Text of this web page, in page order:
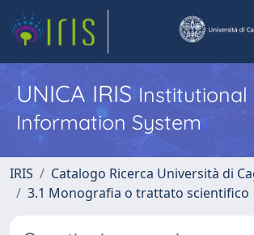
UNICA IRISInstitutional
Information System
IRIS Catalogo Ricerca Università di
3.1 Monografia o trattato scientifico